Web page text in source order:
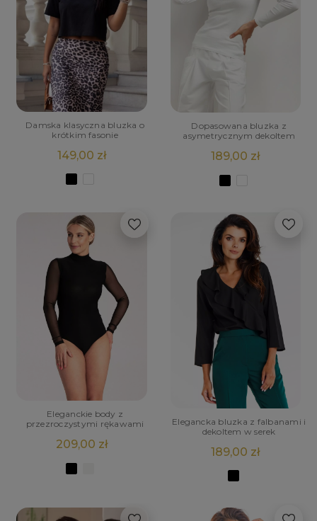
Damska klasyczna bluzka o
krótkim fasonie
149,00 zł
Dopasowana bluzka z
asymetrycznym dekoltem
189,00 zł
Eleganckie body z
przezroczystymi rękawami
209,00 zł
Elegancka bluzka z falbanami i
dekoltem w serek
189,00 zł